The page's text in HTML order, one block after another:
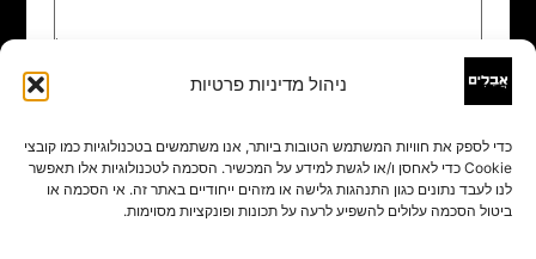
ניהול מדיניות פרטיות
כדי לספק את חוויות המשתמש הטובות ביותר, אנו משתמשים בטכנולוגיות כמו קובצי
Cookie כדי לאחסן ו/או לגשת למידע על המכשיר. הסכמה לטכנולוגיות אלו תאפשר
לנו לעבד נתונים כגון התנהגות גלישה או מזהים ייחודיים באתר זה. אי הסכמה או
ביטול הסכמה עלולים להשפיע לרעה על תכונות ופונקציות מסוימות.
שם
אימייל*